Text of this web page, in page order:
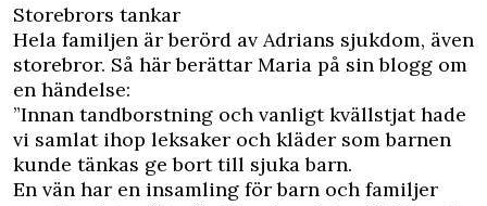
Storebrors tankar
Hela familjen är berörd av Adrians sjukdom, även
storebror. Så här berättar Maria på sin blogg om
en händelse:
”Innan tandborstning och vanligt kvällstjat hade
vi samlat ihop leksaker och kläder som barnen
kunde tänkas ge bort till sjuka barn.
En vän har en insamling för barn och familjer